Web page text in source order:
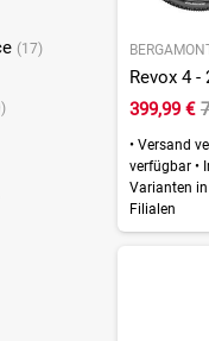
(17)
Revox 4
399,99 €
•Versand
verfügbar •
Varianten
Filialen